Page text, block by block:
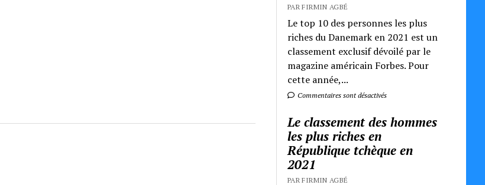
PAR FIRMIN AGBÉ
Le top 10 des personnes les plus
riches du Danemark en 2021 est un
classement exclusif dévoilé par le
magazine américain Forbes. Pour
cette année,...
Commentaires sont désactivés
Le classement des hommes
les plus riches en
République tchèque en
2021
PAR FIRMIN AGBÉ